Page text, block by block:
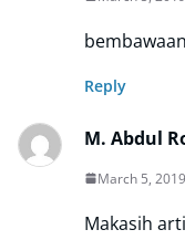
Reply
M. Abdul
March 5,
Makasih